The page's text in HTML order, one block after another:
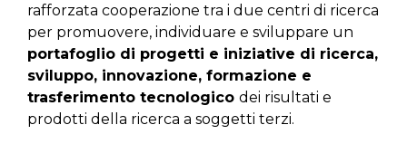
rafforzata cooperazione tra i due centri di ricerca
per promuovere, individuare e sviluppare un
portafoglio di progetti e iniziative di ricerca,
sviluppo, innovazione, formazione e
trasferimento tecnologico dei risultati e
prodotti della ricerca a soggetti terzi.